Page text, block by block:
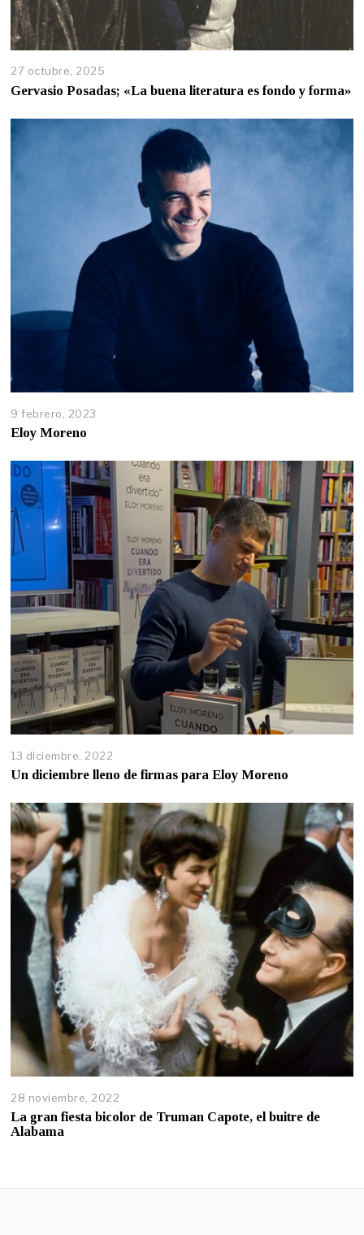
27 octubre, 2025
Gervasio Posadas; «La buena literatura es fondo y forma»
9 febrero, 2023
Eloy Moreno
13 diciembre, 2022
Un diciembre lleno de firmas para Eloy Moreno
28 noviembre, 2022
La gran fiesta bicolor de Truman Capote, el buitre de
Alabama